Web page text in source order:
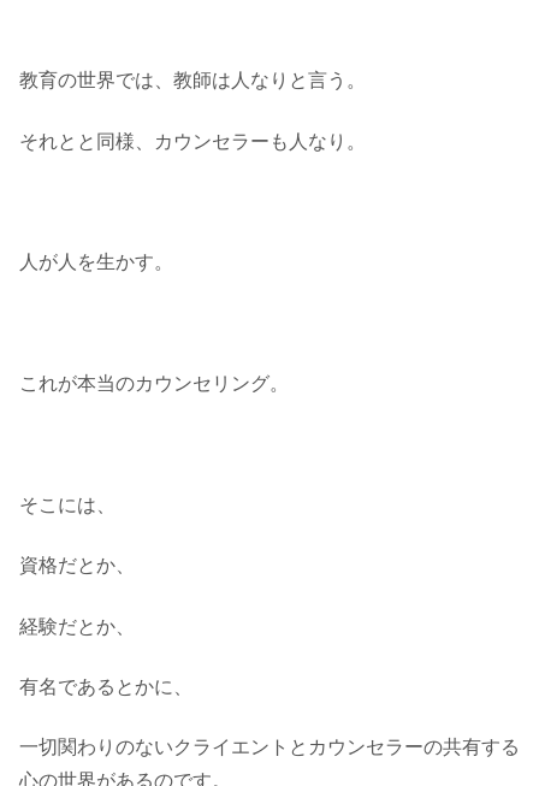
教育の世界では、教師は人なりと言う。
それとと同様、カウンセラーも人なり。
人が人を生かす。
これが本当のカウンセリング。
そこには、
資格だとか、
経験だとか、
有名であるとかに、
一切関わりのないクライエントとカウンセラーの共有する
心の世界があるのです。